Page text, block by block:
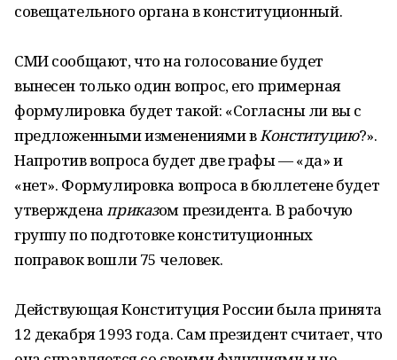
совещательного органа в конституционный.
СМИ сообщают, что на голосование будет
вынесен только один вопрос, его примерная
формулировка будет такой: «Согласны ли вы с
предложенными изменениями вКонституцию?».
Напротив вопроса будет две графы — «да» и
«нет». Формулировка вопроса в бюллетене будет
утвержденаприказом президента. В рабочую
группу по подготовке конституционных
поправок вошли 75 человек.
Действующая Конституция России была принята
12 декабря 1993 года. Сам президент считает, что